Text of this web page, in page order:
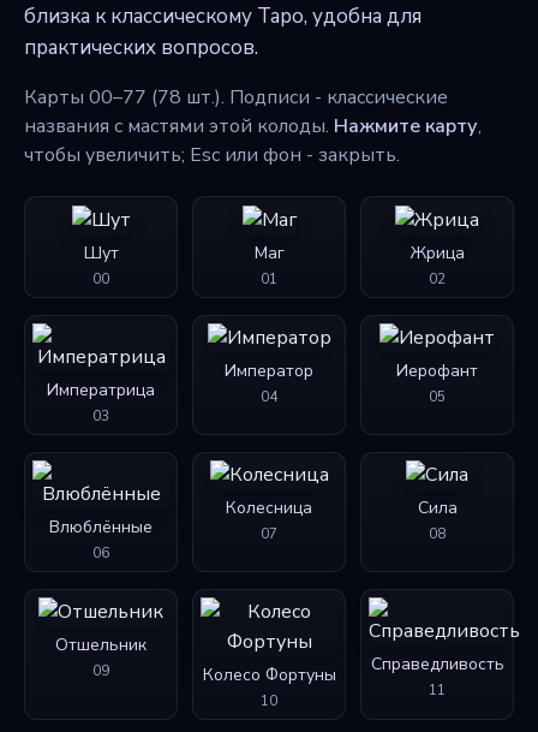
близка к классическому Таро, удобна для
практических вопросов.
Карты 00–77 (78 шт.). Подписи - классические
названия с мастями этой колоды. Нажмите карту,
чтобы увеличить; Esc или фон - закрыть.
Шут
00
Маг
01
Жрица
02
Императрица
03
Император
04
Иерофант
05
Влюблённые
06
Колесница
07
Сила
08
Отшельник
09 Колесо Фортуны
10
Справедливость
11